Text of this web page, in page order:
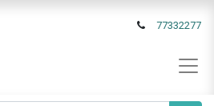
77332277